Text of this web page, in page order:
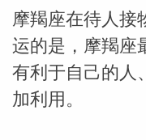
摩羯座在待人接
运的是，摩羯座
有利于自己的人
加利用。